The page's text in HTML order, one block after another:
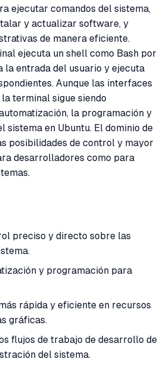
ejecutar comandos del sistema,
y actualizar software, y
de manera eficiente.
ejecuta un shell como Bash por
la entrada del usuario y ejecuta
Aunque las interfaces
terminal sigue siendo
la programación y
sistema en Ubuntu. El dominio de
posibilidades de control y mayor
desarrolladores como para
preciso y directo sobre las
y programación para
rápida y eficiente en recursos
gráficas.
flujos de trabajo de desarrollo de
del sistema.